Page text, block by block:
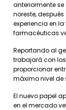
anteriormente
noreste,
experiencia en
farmacéuticas
Reportando al
trabajará con
proporcionar
máximo nivel de
El nuevo papel
en el mercado